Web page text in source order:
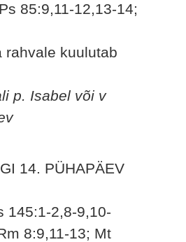
85:9,11-12,13-14;
rahvale kuulutab
p. Isabel või v
14. PÜHAPÄEV
145:1-2,8-9,10-
8:9,11-13; Mt